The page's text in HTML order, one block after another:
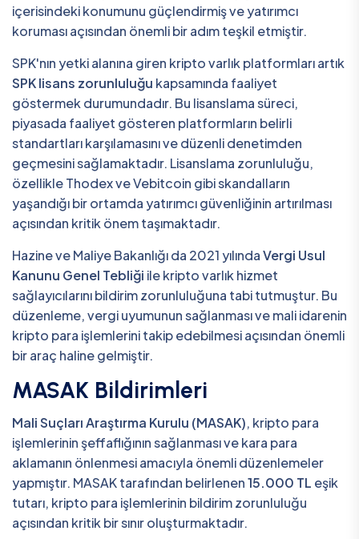
içerisindeki konumunu güçlendirmiş ve yatırımcı
koruması açısından önemli bir adım teşkil etmiştir.
SPK'nın yetki alanına giren kripto varlık platformları artık
SPK lisans zorunluluğu kapsamında faaliyet
göstermek durumundadır. Bu lisanslama süreci,
piyasada faaliyet gösteren platformların belirli
standartları karşılamasını ve düzenli denetimden
geçmesini sağlamaktadır. Lisanslama zorunluluğu,
özellikle Thodex ve Vebitcoin gibi skandalların
yaşandığı bir ortamda yatırımcı güvenliğinin artırılması
açısından kritik önem taşımaktadır.
Hazine ve Maliye Bakanlığı da 2021 yılındaVergi Usul
Kanunu Genel Tebliği ile kripto varlık hizmet
sağlayıcılarını bildirim zorunluluğuna tabi tutmuştur. Bu
düzenleme, vergi uyumunun sağlanması ve mali idarenin
kripto para işlemlerini takip edebilmesi açısından önemli
bir araç haline gelmiştir.
MASAK Bildirimleri
Mali Suçları Araştırma Kurulu (MASAK), kripto para
işlemlerinin şeffaflığının sağlanması ve kara para
aklamanın önlenmesi amacıyla önemli düzenlemeler
yapmıştır. MASAK tarafından belirlenen15.000 TL eşik
tutarı, kripto para işlemlerinin bildirim zorunluluğu
açısından kritik bir sınır oluşturmaktadır.